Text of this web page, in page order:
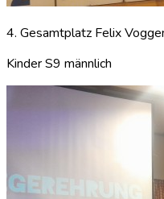
4. Gesamtplatz Felix
Kinder S9 männlich